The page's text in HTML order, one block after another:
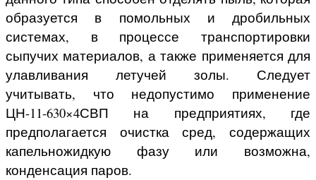
образуется в помольных и дробильных
системах, в процессе транспортировки
сыпучих материалов, а также применяется для
улавливания летучей золы. Следует
учитывать, что недопустимо применение
ЦН-11-630×4СВП на предприятиях, где
предполагается очистка сред, содержащих
капельножидкую фазу или возможна,
конденсация паров.